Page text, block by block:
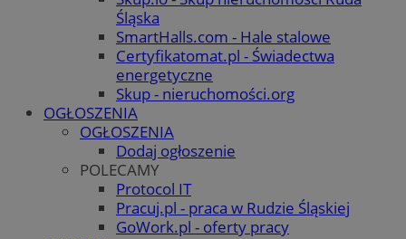
Śląska
SmartHalls.com - Hale stalowe
Certyfikatomat.pl - Świadectwa
energetyczne
Skup - nieruchomości.org
OGŁOSZENIA
OGŁOSZENIA
Dodaj ogłoszenie
POLECAMY
Protocol IT
Pracuj.pl - praca w Rudzie Śląskiej
GoWork.pl - oferty pracy